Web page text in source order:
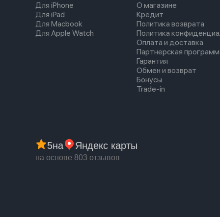
Для iPhone
Для iPad
Для Macbook
Для Apple Watch
О магазине
Кредит
Политика возврата
Политика
Оплата и доставка
Партнерская
Гарантия
Обмен и возврат
Бонусы
Trade-in
5на Яндекс карты
на основе 803 отзывов